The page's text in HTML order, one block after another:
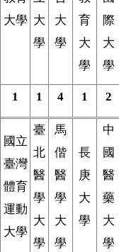
大學 大
學
大
學
育
大
學
際
大
學
1 1 4 1 2
國立
臺灣
體育
運動
大學
臺
北
醫
學
大
學
馬
偕
醫
學
大
學
長
庚
大
學
中
國
醫
藥
大
學